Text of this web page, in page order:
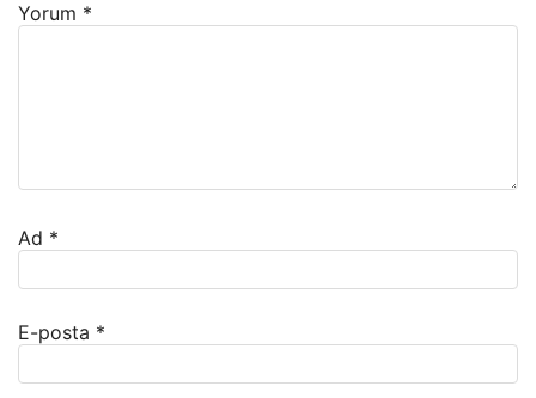
Yorum *
Ad *
E-posta *